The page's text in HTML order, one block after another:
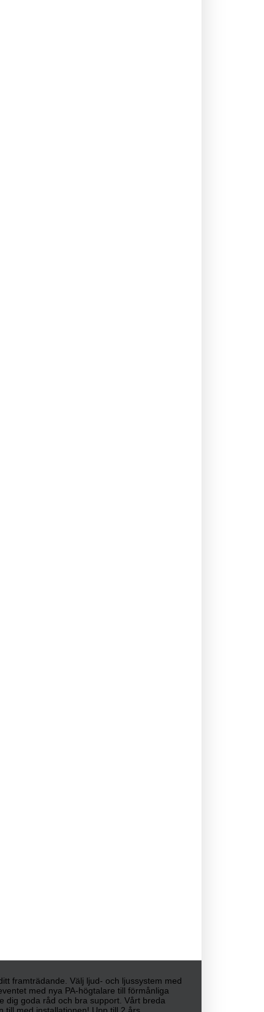
framträdande. Välj ljud- och ljussystem med
med nya PA-högtalare till förmånliga
dig goda råd och bra support. Vårt breda